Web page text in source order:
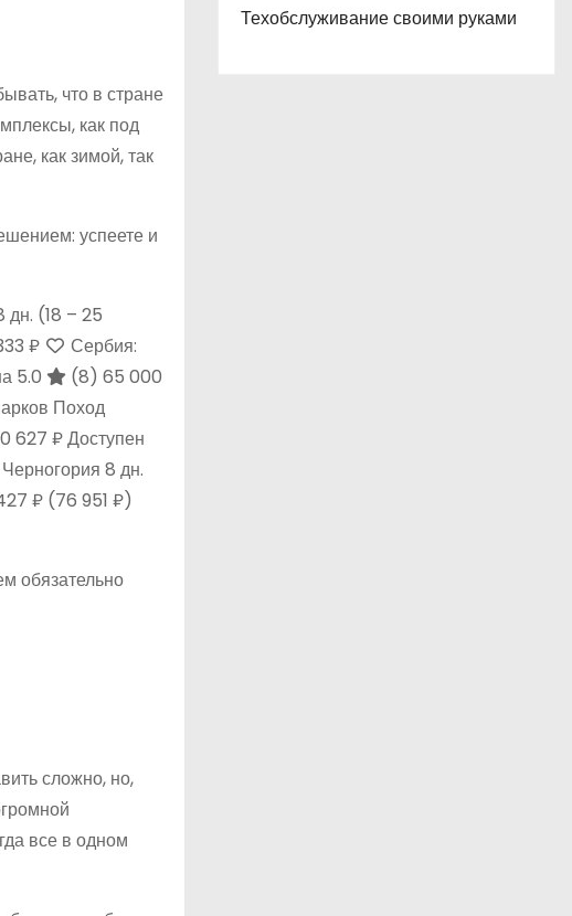
что в стране
как под
как зимой, так
успеете и
дн. (18 – 25
₽
Сербия:
5.0 (8) 65 000
Поход
627 ₽Доступен
8 дн.
₽ (76 951 ₽)
обязательно
сложно, но,
все в одном
Техобслуживание своими руками